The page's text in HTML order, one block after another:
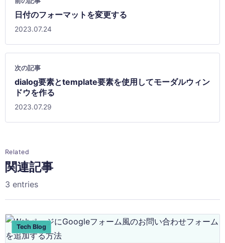
日付のフォーマットを変更する
2023.07.24
次の記事
dialog要素とtemplate要素を使用してモーダルウィン
ドウを作る
2023.07.29
Related
関連記事
3 entries
Tech Blog